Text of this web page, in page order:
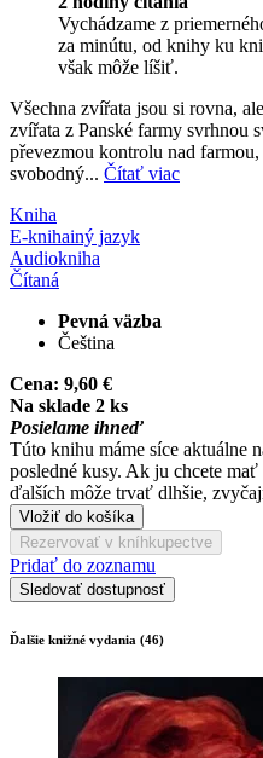
Vychádzame z
za minútu, od knihy ku
však môže líšiť.
Všechna zvířata jsou si rovna,
zvířata z Panské farmy svrhnou
převezmou kontrolu nad
svobodný... Čítať viac
Kniha
E-knihainý jazyk
Audiokniha
Čítaná
Pevná väzba
Čeština
Cena: 9,60 €
Na sklade 2 ks
Posielame ihneď
Túto knihu máme síce aktuálne
posledné kusy. Ak ju chcete
ďalších môže trvať dlhšie,
Vložiť do košíka
Rezervovať v kníhkupectve
Pridať do zoznamu
Sledovať dostupnosť
Ďalšie knižné vydania (46)